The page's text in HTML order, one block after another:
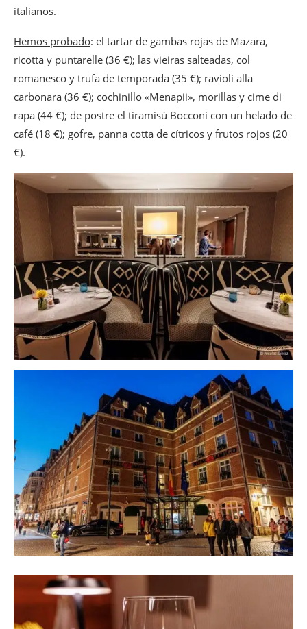
italianos.
Hemos probado: el tartar de gambas rojas de Mazara,
ricotta y puntarelle (36 €); las vieiras salteadas, col
romanesco y trufa de temporada (35 €); ravioli alla
carbonara (36 €); cochinillo «Menapii», morillas y cime di
rapa (44 €); de postre el tiramisú Bocconi con un helado de
café (18 €); gofre, panna cotta de cítricos y frutos rojos (20
€).